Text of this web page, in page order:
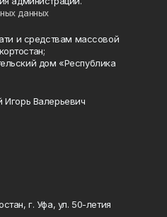
данных
и средствам массовой
дом «Республика
Игорь Валерьевич
г. Уфа, ул. 50-летия